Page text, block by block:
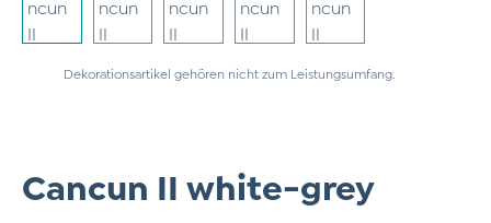
Dekorationsartikel gehören nicht zum Leistungsumfang.
Cancun II white-grey